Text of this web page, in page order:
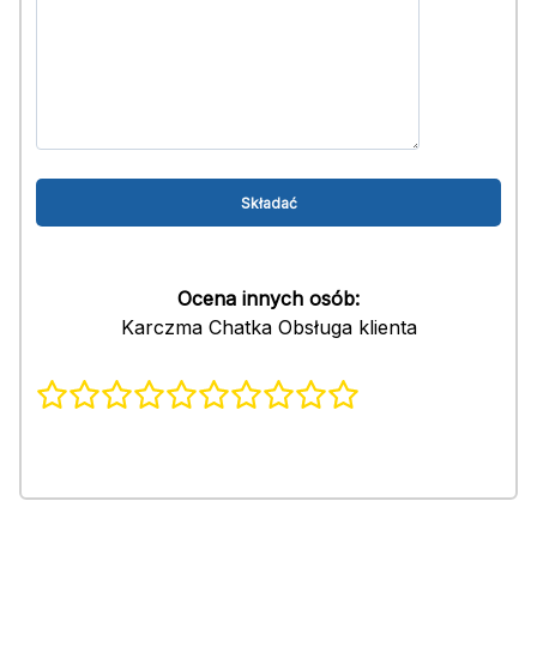
Ocena innych osób:
Karczma Chatka Obsługa klienta